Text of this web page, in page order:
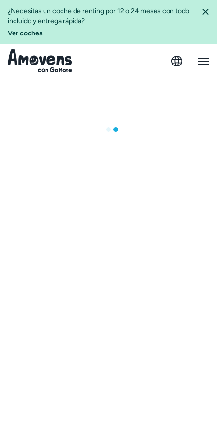
¿Necesitas un coche de renting por 12 o 24 meses con todo
incluido y entrega rápida?
Ver coches